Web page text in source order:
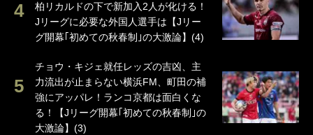
柏リカルドの下で新加入2人が化ける！
Jリーグに必要な外国人選手は【Jリー
グ開幕｢初めての秋春制｣の大激論】(4)
チョウ・キジェ就任レッズの吉凶、主
力流出が止まらない横浜FM、町田の補
強にアッパレ！ランコ京都は面白くな
る！【Jリーグ開幕｢初めての秋春制｣の
大激論】(3)